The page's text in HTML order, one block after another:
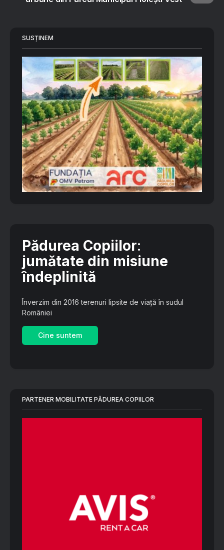
SUSȚINEM
Pădurea Copiilor:
jumătate din misiune
îndeplinită
Înverzim din 2016 terenuri lipsite de viață în sudul
României
Cine suntem
PARTENER MOBILITATE PĂDUREA COPIILOR